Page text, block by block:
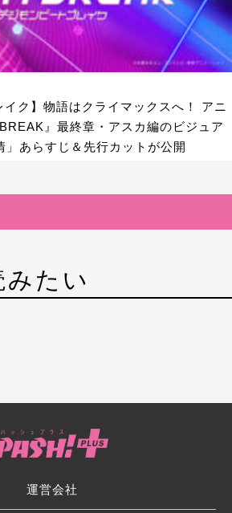
イク】物語はクライマックスへ！ アニ
』最終章・アスカ編のビジュア
」あらすじ＆先行カットが公開
たい
運営会社